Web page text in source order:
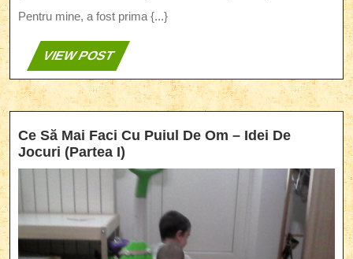
Pentru mine, a fost prima {...}
VIEW POSTVIEW
POST
Ce Să Mai Faci Cu Puiul De Om – Idei De
Jocuri (Partea I)
Să
Mai
Faci
Puiul
De